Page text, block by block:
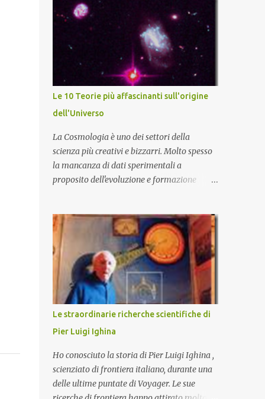
Le 10 Teorie più affascinanti sull'origine
dell'Universo
La Cosmologia è uno dei settori della
scienza più creativi e bizzarri. Molto spesso
la mancanza di dati sperimentali a
proposito dell'evoluzione e formazione
comprensione e danno adito ad
interpretazioni fantasiose. Certo è che la
teoria cosmologica sull'origine e l'evoluzione
dell'Universo più accreditata, il Big-Bang e
l'Universo inflazionario, ha dei paradossi e
delle lacune difficilmente sormontabili che
sono tali da far pensare che con il
sperimentali si possa un giorno chiarirne
l'origine e la sua evoluzione. Una volta
chiarita l'origine e il meccanismo di
formazione dell'Universo primordiale
saremo qui di nuovo a domandarci: perché
Le straordinarie richerche scientifiche di
Pier Luigi Ighina
Ho conosciuto la storia di Pier Luigi Ighina ,
scienziato di frontiera italiano, durante una
delle ultime puntate di Voyager. Le sue